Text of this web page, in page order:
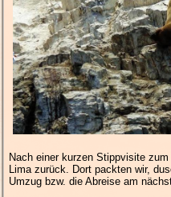
Nach einer kurzen Stippvisite
Lima zurück. Dort packten wir,
Umzug bzw. die Abreise am